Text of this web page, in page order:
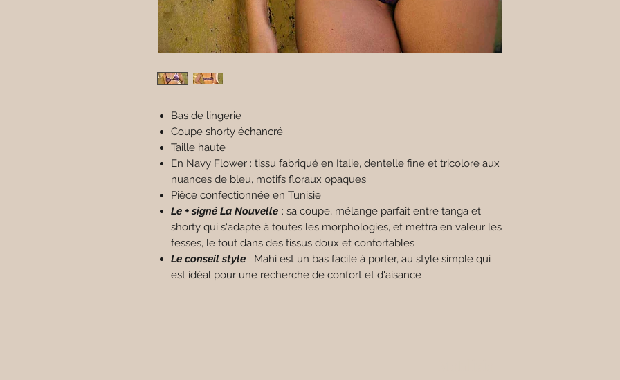
Bas de lingerie
Coupe shorty échancré
Taille haute
En Navy Flower : tissu fabriqué en Italie, dentelle fine et tricolore aux
nuances de bleu, motifs floraux opaques
Pièce confectionnée en Tunisie
Le + signé La Nouvelle : sa coupe, mélange parfait entre tanga et
shorty qui s'adapte à toutes les morphologies, et mettra en valeur les
fesses, le tout dans des tissus doux et confortables
Le conseil style : Mahi est un bas facile à porter, au style simple qui
est idéal pour une recherche de confort et d'aisance